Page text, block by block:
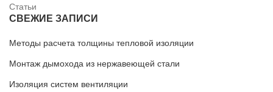
Статьи
СВЕЖИЕ ЗАПИСИ
Методы расчета толщины тепловой изоляции
Монтаж дымохода из нержавеющей стали
Изоляция систем вентиляции